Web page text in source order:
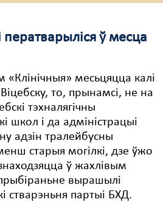
ператварыліся ў месца
«Клінічныя» месьцяцца калі
то, прынамсі, не на
тэхналягічны
школ і да адміністрацыі
адзін тралейбусны
старыя могілкі, дзе ўжо
ў жахлівым
вырашылі
стварэньня партыі БХД.